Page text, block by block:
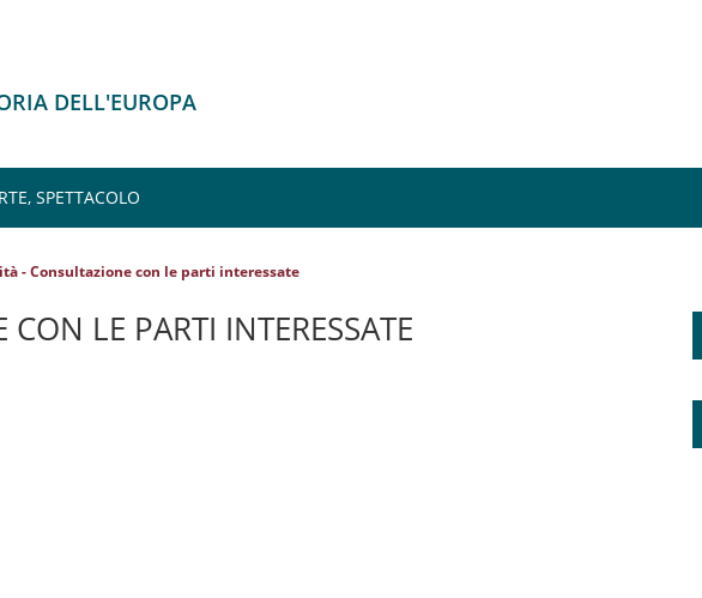
DELL'EUROPA
SPETTACOLO
- Consultazione con le parti interessate
LE PARTI INTERESSATE